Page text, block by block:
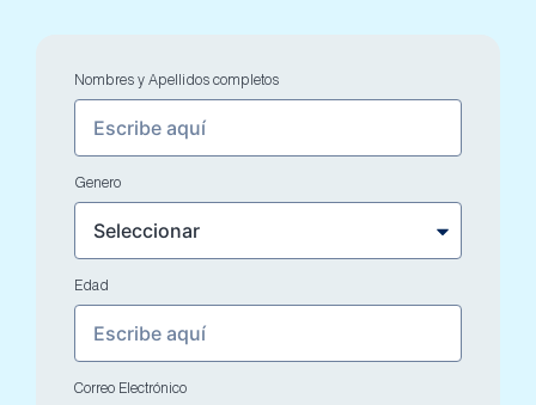
Nombres y Apellidos completos
Genero
Edad
Correo Electrónico